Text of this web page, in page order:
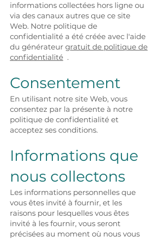
informations collectées hors ligne ou
via des canaux autres que ce site
Web. Notre politique de
confidentialité a été créée avec l'aide
du générateur gratuit de politique de
confidentialité .
Consentement
En utilisant notre site Web, vous
consentez par la présente à notre
politique de confidentialité et
acceptez ses conditions.
Informations que
nous collectons
Les informations personnelles que
vous êtes invité à fournir, et les
raisons pour lesquelles vous êtes
invité à les fournir, vous seront
précisées au moment où nous vous